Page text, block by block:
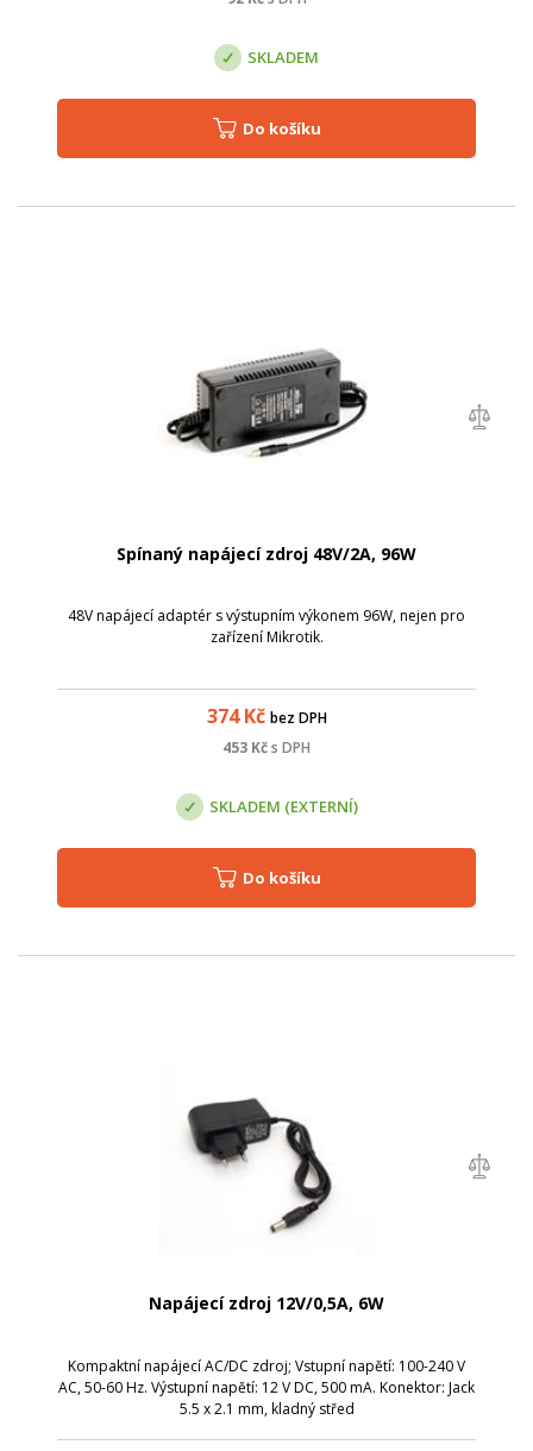
SKLADEM
Do košíku
Spínaný napájecí zdroj 48V/2A, 96W
48V napájecí adaptér s výstupním výkonem 96W, nejen pro
zařízení Mikrotik.
374Kč bez DPH
453 Kčs DPH
SKLADEM (EXTERNÍ)
Do košíku
Napájecí zdroj 12V/0,5A, 6W
Kompaktní napájecí AC/DC zdroj; Vstupní napětí: 100-240 V
AC, 50-60 Hz. Výstupní napětí: 12 V DC, 500 mA. Konektor: Jack
5.5 x 2.1 mm, kladný střed